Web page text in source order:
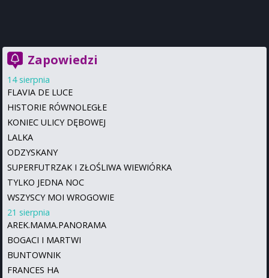
Zapowiedzi
14 sierpnia
FLAVIA DE LUCE
HISTORIE RÓWNOLEGŁE
KONIEC ULICY DĘBOWEJ
LALKA
ODZYSKANY
SUPERFUTRZAK I ZŁOŚLIWA WIEWIÓRKA
TYLKO JEDNA NOC
WSZYSCY MOI WROGOWIE
21 sierpnia
AREK.MAMA.PANORAMA
BOGACI I MARTWI
BUNTOWNIK
FRANCES HA